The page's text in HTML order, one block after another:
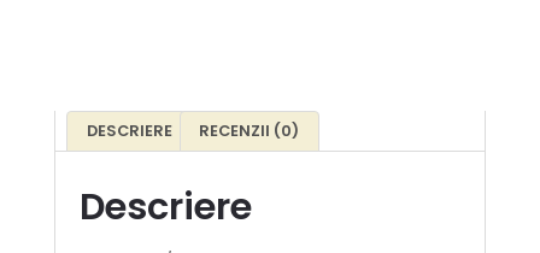
DESCRIERE RECENZII (0)
Descriere